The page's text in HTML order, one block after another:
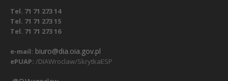
Tel. 71 71 273 14
Tel. 71 71 273 15
Tel. 71 71 273 16
e-mail: biuro@dia.oia.gov.pl
ePUAP: /DIAWroclaw/SkrytkaESP